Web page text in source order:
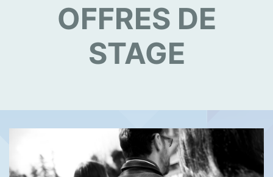
OFFRES DE
STAGE